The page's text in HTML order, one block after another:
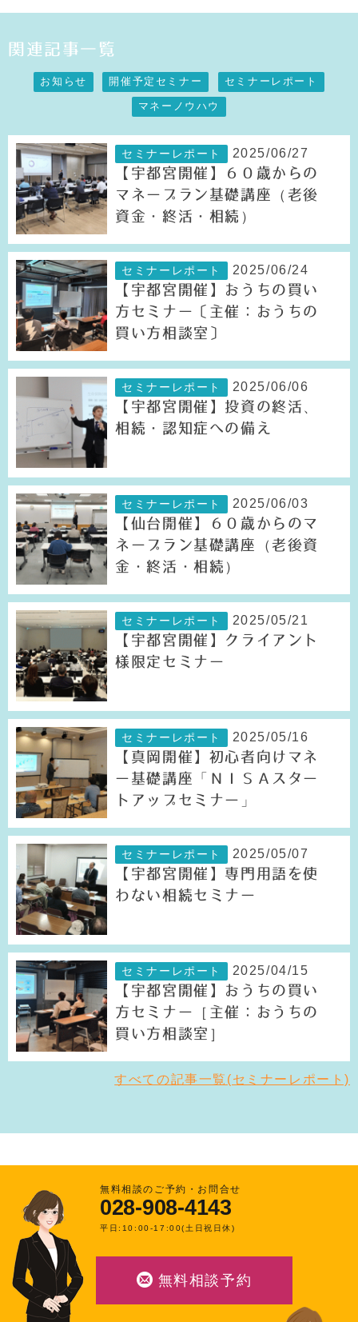
関連記事一覧
お知らせ 開催予定セミナー セミナーレポート
マネーノウハウ
セミナーレポート 2025/06/27
【宇都宮開催】６０歳からの
マネープラン基礎講座（老後
資金・終活・相続）
セミナーレポート 2025/06/24
【宇都宮開催】おうちの買い
方セミナー〔主催：おうちの
買い方相談室〕
セミナーレポート 2025/06/06
【宇都宮開催】投資の終活、
相続・認知症への備え
セミナーレポート 2025/06/03
【仙台開催】６０歳からのマ
ネープラン基礎講座（老後資
金・終活・相続）
セミナーレポート 2025/05/21
【宇都宮開催】クライアント
様限定セミナー
セミナーレポート 2025/05/16
【真岡開催】初心者向けマネ
ー基礎講座「ＮＩＳＡスター
トアップセミナー」
セミナーレポート 2025/05/07
【宇都宮開催】専門用語を使
わない相続セミナー
セミナーレポート 2025/04/15
【宇都宮開催】おうちの買い
方セミナー［主催：おうちの
買い方相談室］
すべての記事一覧(セミナーレポート)
無料相談のご予約・お問合せ
028-908-4143
平日:10:00-17:00(土日祝日休)
無料相談予約